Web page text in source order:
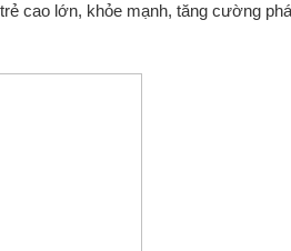
cao lớn, khỏe mạnh, tăng cường